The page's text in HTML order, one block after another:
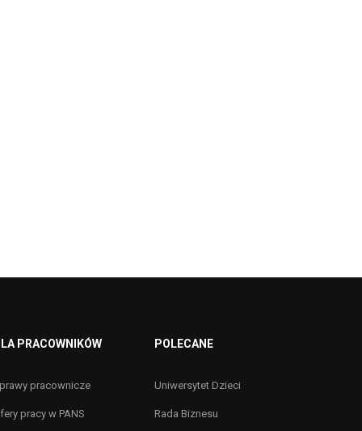
PRACOWNIKÓW
pracownicze
pracy w PANS
POLECANE
Uniwersytet Dzieci
Rada Biznesu